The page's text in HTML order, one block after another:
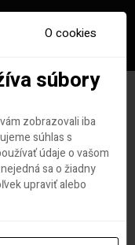
do
eur
O cookies
súbory
zobrazovali iba
súhlas s
údaje o vašom
sa o žiadny
upraviť alebo